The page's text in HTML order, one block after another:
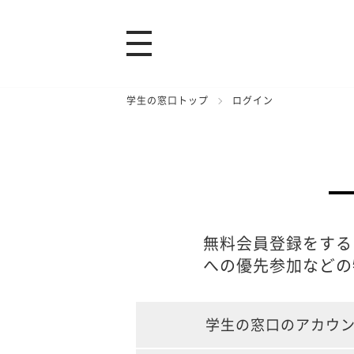
学生の窓口トップ ログイン
無料会員登録をす
への優先参加など
学生の窓口のアカウ